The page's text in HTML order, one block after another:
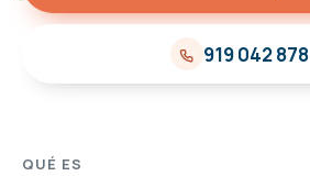
919 042 878
QUÉ ES